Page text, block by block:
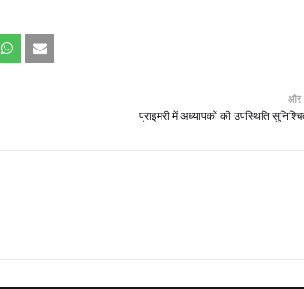
और
प्राइमरी में अध्यापकों की उपस्थिति